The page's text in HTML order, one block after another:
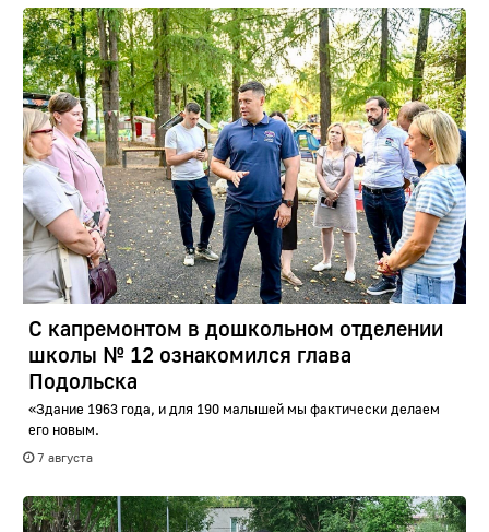
С капремонтом в дошкольном отделении
школы № 12 ознакомился глава
Подольска
«Здание 1963 года, и для 190 малышей мы фактически делаем
его новым.
7 августа